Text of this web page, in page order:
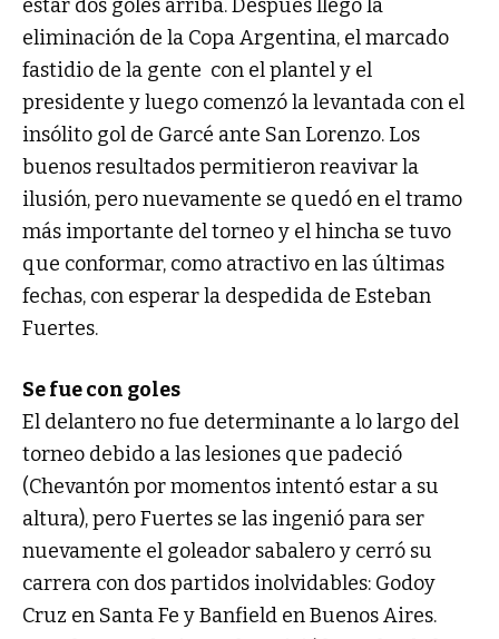
estar dos goles arriba. Después llegó la
eliminación de la Copa Argentina, el marcado
fastidio de la gente con el plantel y el
presidente y luego comenzó la levantada con el
insólito gol de Garcé ante San Lorenzo. Los
buenos resultados permitieron reavivar la
ilusión, pero nuevamente se quedó en el tramo
más importante del torneo y el hincha se tuvo
que conformar, como atractivo en las últimas
fechas, con esperar la despedida de Esteban
Fuertes.
Se fue con goles
El delantero no fue determinante a lo largo del
torneo debido a las lesiones que padeció
(Chevantón por momentos intentó estar a su
altura), pero Fuertes se las ingenió para ser
nuevamente el goleador sabalero y cerró su
carrera con dos partidos inolvidables: Godoy
Cruz en Santa Fe y Banfield en Buenos Aires.